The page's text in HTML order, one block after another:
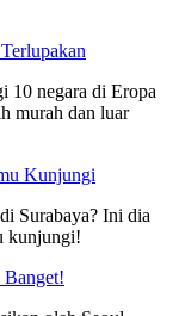
10 negara di Eropa
murah dan luar
Kunjungi
Surabaya? Ini dia
kunjungi!
Banget!